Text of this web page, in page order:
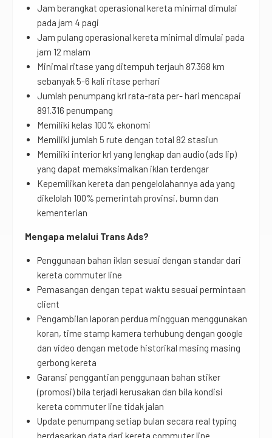
Jam berangkat operasional kereta minimal dimulai
pada jam 4 pagi
Jam pulang operasional kereta minimal dimulai pada
jam 12 malam
Minimal ritase yang ditempuh terjauh 87.368 km
sebanyak 5-6 kali ritase perhari
Jumlah penumpang krl rata-rata per- hari mencapai
891.316 penumpang
Memiliki kelas 100% ekonomi
Memiliki jumlah 5 rute dengan total 82 stasiun
Memiliki interior krl yang lengkap dan audio (ads lip)
yang dapat memaksimalkan iklan terdengar
Kepemilikan kereta dan pengelolahannya ada yang
dikelolah 100% pemerintah provinsi, bumn dan
kementerian
Mengapa melalui Trans Ads?
Penggunaan bahan iklan sesuai dengan standar dari
kereta commuter line
Pemasangan dengan tepat waktu sesuai permintaan
client
Pengambilan laporan perdua mingguan menggunakan
koran, time stamp kamera terhubung dengan google
dan video dengan metode historikal masing masing
gerbong kereta
Garansi penggantian penggunaan bahan stiker
(promosi) bila terjadi kerusakan dan bila kondisi
kereta commuter line tidak jalan
Update penumpang setiap bulan secara real typing
berdasarkan data dari kereta commuter line